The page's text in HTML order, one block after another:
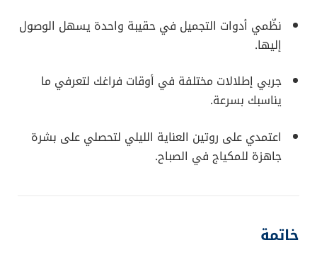
نظّمي أدوات التجميل في حقيبة واحدة يسهل الوصول
إليها.
جربي إطلالات مختلفة في أوقات فراغك لتعرفي ما
يناسبك بسرعة.
اعتمدي على روتين العناية الليلي لتحصلي على بشرة
جاهزة للمكياج في الصباح.
خاتمة